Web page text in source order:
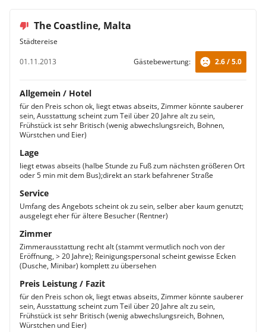
The Coastline, Malta
Städtereise
01.11.2013
Gästebewertung: 2.6 / 5.0
Allgemein / Hotel
für den Preis schon ok, liegt etwas abseits, Zimmer könnte sauberer
sein, Ausstattung scheint zum Teil über 20 Jahre alt zu sein,
Frühstück ist sehr Britisch (wenig abwechslungsreich, Bohnen,
Würstchen und Eier)
Lage
liegt etwas abseits (halbe Stunde zu Fuß zum nächsten größeren Ort
oder 5 min mit dem Bus);direkt an stark befahrener Straße
Service
Umfang des Angebots scheint ok zu sein, selber aber kaum genutzt;
ausgelegt eher für ältere Besucher (Rentner)
Zimmer
Zimmerausstattung recht alt (stammt vermutlich noch von der
Eröffnung, > 20 Jahre); Reinigungspersonal scheint gewisse Ecken
(Dusche, Minibar) komplett zu übersehen
Preis Leistung / Fazit
für den Preis schon ok, liegt etwas abseits, Zimmer könnte sauberer
sein, Ausstattung scheint zum Teil über 20 Jahre alt zu sein,
Frühstück ist sehr Britisch (wenig abwechslungsreich, Bohnen,
Würstchen und Eier)